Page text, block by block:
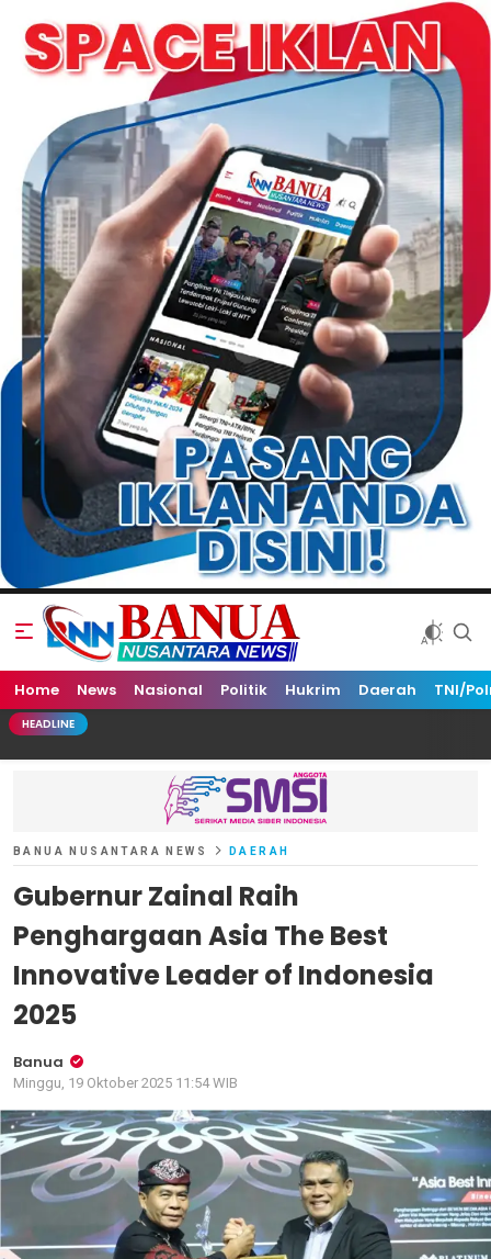
Banua Nusantara News
Home News Nasional Politik Hukrim Daerah TNI/
HEADLINE
BANUA NUSANTARA NEWS DAERAH
Gubernur Zainal Raih
Penghargaan Asia The Best
Innovative Leader of Indonesia
2025
Banua
Minggu, 19 Oktober 2025 11:54 WIB